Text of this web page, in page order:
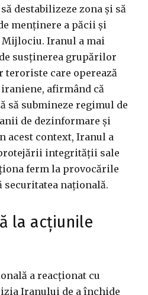
destabilizeze zona și să
menținere a păcii și
Iranul a mai
susținerea grupărilor
care operează
afirmând că
să submineze regimul de
de dezinformare și
acest context, Iranul a
integrității sale
ferm la provocările
securitatea națională.
la acțiunile
a reacționat cu
Iranului de a închide